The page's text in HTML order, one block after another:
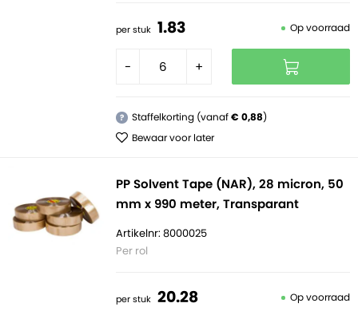
per stuk 1.83 Op voorraad
- +
? Staffelkorting (vanaf€ 0,88)
Bewaar voor later
PP Solvent Tape (NAR), 28 micron, 50
mm x 990 meter, Transparant
Artikelnr: 8000025
Per rol
per stuk 20.28 Op voorraad